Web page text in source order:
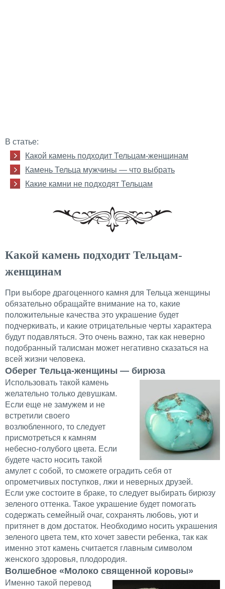
В статье:
Какой камень подходит Тельцам-женщинам
Камень Тельца мужчины — что выбрать
Какие камни не подходят Тельцам
Какой камень подходит Тельцам-
женщинам
При выборе драгоценного камня для Тельца женщины
обязательно обращайте внимание на то, какие
положительные качества это украшение будет
подчеркивать, и какие отрицательные черты характера
будут подавляться. Это очень важно, так как неверно
подобранный талисман может негативно сказаться на
всей жизни человека.
Оберег Тельца-женщины — бирюза
Использовать такой камень
желательно только девушкам.
Если еще не замужем и не
встретили своего
возлюбленного, то следует
присмотреться к камням
небесно-голубого цвета. Если
будете часто носить такой
амулет с собой, то сможете оградить себя от
опрометчивых поступков, лжи и неверных друзей.
Если уже состоите в браке, то следует выбирать бирюзу
зеленого оттенка. Такое украшение будет помогать
содержать семейный очаг, сохранять любовь, уют и
притянет в дом достаток. Необходимо носить украшения
зеленого цвета тем, кто хочет завести ребенка, так как
именно этот камень считается главным символом
женского здоровья, плодородия.
Волшебное «Молоко священной коровы»
Именно такой перевод